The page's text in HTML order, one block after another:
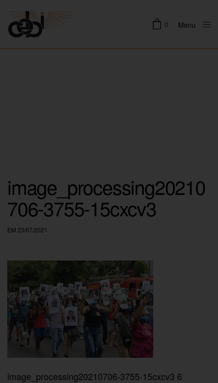
0 Menu
image_processing20210
706-3755-15cxcv3
EM 23/07/2021
image_processing20210706-3755-15cxcv3 6